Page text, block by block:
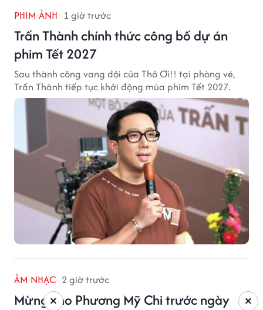
PHIM ẢNH 1 giờ trước
Trấn Thành chính thức công bố dự án
phim Tết 2027
Sau thành công vang dội của Thỏ Ơi!! tại phòng vé,
Trấn Thành tiếp tục khởi động mùa phim Tết 2027.
ÂM NHẠC 2 giờ trước
Mừng cho Phương Mỹ Chi trước ngày
×
×